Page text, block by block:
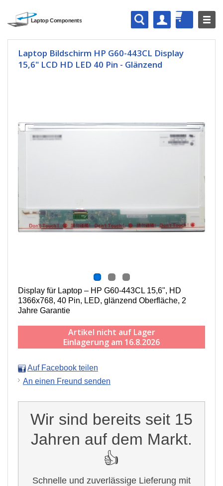
Laptop Bildschirm HP G60-443CL Display
15,6" LCD HD LED 40 Pin - Glänzend
Display für Laptop – HP G60-443CL 15,6", HD
1366x768, 40 Pin, LED, g länzend Oberfläche, 2
Jahre Garantie
Artikel nicht auf Lager
Einlagerung am 16.8.2026
Auf Facebook teilen
An einen Freund senden
Wir sind bereits seit 15
Jahren auf dem Markt.
👍
Schnelle und zuverlässige Lieferung mit